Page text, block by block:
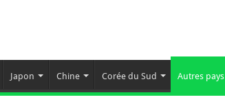
Japon Chine Corée du Sud Autres pays